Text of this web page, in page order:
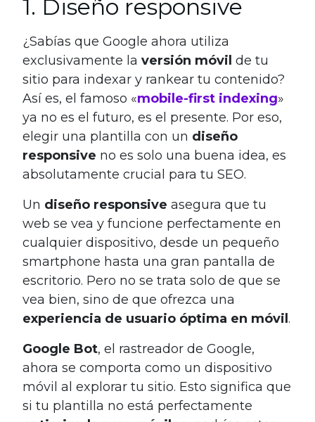
1. Diseño responsive
¿Sabías que Google ahora utiliza
exclusivamente la versión móvil de tu
sitio para indexar y rankear tu contenido?
Así es, el famoso «mobile-first indexing»
ya no es el futuro, es el presente. Por eso,
elegir una plantilla con un diseño
responsive no es solo una buena idea, es
absolutamente crucial para tu SEO.
Un diseño responsive asegura que tu
web se vea y funcione perfectamente en
cualquier dispositivo, desde un pequeño
smartphone hasta una gran pantalla de
escritorio. Pero no se trata solo de que se
vea bien, sino de que ofrezca una
experiencia de usuario óptima en móvil .
Google Bot, el rastreador de Google,
ahora se comporta como un dispositivo
móvil al explorar tu sitio. Esto significa que
si tu plantilla no está perfectamente